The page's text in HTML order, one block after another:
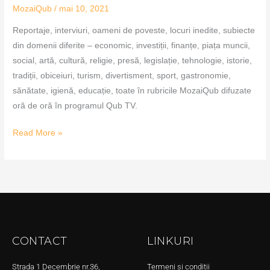
MozaiQub / mai 10, 2021
Reportaje, interviuri, oameni de poveste, locuri inedite, subiecte
din domenii diferite – economic, investiții, finanțe, piața muncii,
social, artă, cultură, religie, presă, legislație, tehnologie, istorie,
tradiții, obiceiuri, turism, divertisment, sport, gastronomie,
sănătate, igienă, educație, toate în rubricile MozaiQub difuzate
oră de oră în programul Qub TV.
Read More »
CONTACT
Strada 1 Decembrie nr.36,
LINKURI
Termeni și condiții